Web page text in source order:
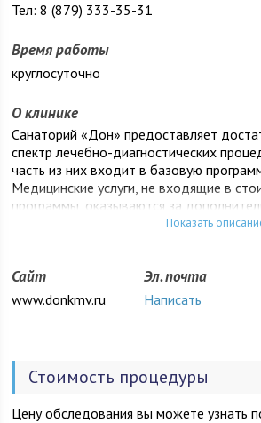
Тел: 8 (879) 333-35-31
Время работы
круглосуточно
О клинике
Санаторий «Дон» предоставляет
спектр лечебно-диагностических
часть из них входит в базовую
Медицинские услуги, не входящие в
программы, оказываются за
ему и досконально соблюдать его
Показать
Сайт
www.donkmv.ru
Эл. почта
Написать
Стоимость процедуры
Цену обследования вы можете узнать